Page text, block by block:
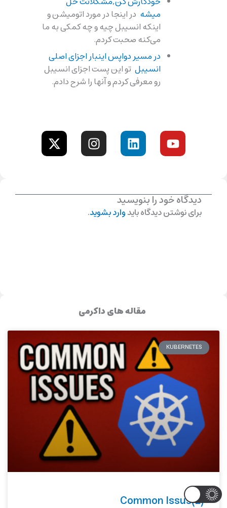
میشه در اینجا در مورد اتومیشن و
اینکه انسیبل چیه و چه کمکی به ما
می‌کنه صحبت کردم.
در مسیر دواپس اینبار اجزای اصلی
انسیبلتو این پست اجزای انسیبل
رو معرفی کردم و آنها را شرح دادم.
Y
o
u
b
e
L
i
n
d
i
n
I
n
s
g
r
a
X
-
t
t
t دیدگاه‌ خود را بنویسید
برای نوشتن دیدگاه بایدوارد بشوید.
مقاله های داکرمی
KUBERNETES
Common Issus(2)